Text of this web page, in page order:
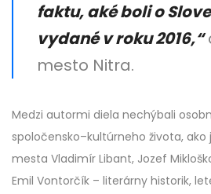
faktu, aké boli o
vydané v roku 2016,“
mesto Nitra.
Medzi autormi diela nechýbali
spoločensko–kultúrneho života,
mesta Vladimír Libant, Jozef
Emil Vontorčík – literárny historik,